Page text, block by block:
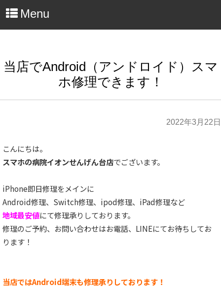
Menu
当店でAndroid（アンドロイド）スマ
ホ修理できます！
2022年3月22日
こんにちは。
スマホの病院イオンせんげん台店でございます。
iPhone即日修理をメインに
Android修理、Switch修理、ipod修理、iPad修理など
地域最安値にて修理承りしております。
修理のご予約、お問い合わせはお電話、LINEにてお待ちしてお
ります！
当店ではAndroid端末も修理承りしております！